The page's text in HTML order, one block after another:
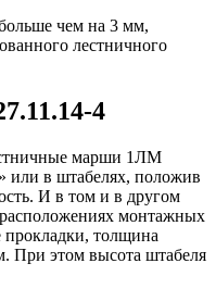
чем на 3 мм,
лестничного
4
марши 1ЛМ
или в штабелях, положив
И в том и в другом
монтажных
прокладки, толщина
При этом высота штабеля